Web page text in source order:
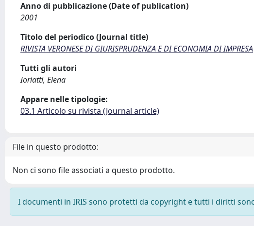
Anno di pubblicazione (Date of publication)
2001
Titolo del periodico (Journal title)
RIVISTA VERONESE DI GIURISPRUDENZA E DI ECONOMIA DI IMPRESA
Tutti gli autori
Ioriatti, Elena
Appare nelle tipologie:
03.1 Articolo su rivista (Journal article)
File in questo prodotto:
Non ci sono file associati a questo prodotto.
I documenti in IRIS sono protetti da copyright e tutti i diritti